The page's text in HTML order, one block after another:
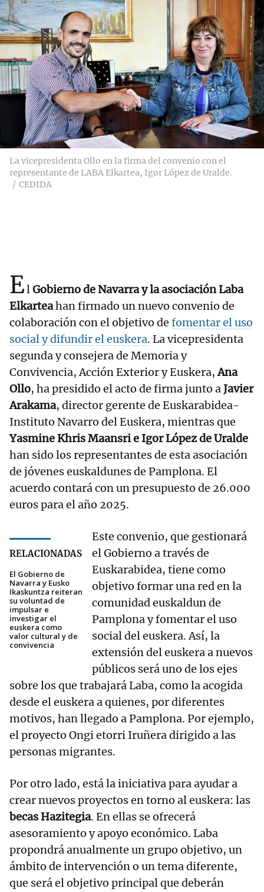
La vicepresidenta Ollo en la firma del convenio con el
representante de LABA Elkartea, Igor López de Uralde.
CEDIDA
ElGobierno de Navarra y la asociación Laba
Elkarteahan firmado un nuevo convenio de
colaboración con el objetivo de fomentar el uso
social y difundir el euskera. La vicepresidenta
segunda y consejera de Memoria y
Convivencia, Acción Exterior y Euskera,Ana
Ollo, ha presidido el acto de firma junto aJavier
Arakama, director gerente de Euskarabidea-
Instituto Navarro del Euskera, mientras que
Yasmine Khris Maansri e Igor López de Uralde
han sido los representantes de esta asociación
de jóvenes euskaldunes de Pamplona. El
acuerdo contará con un presupuesto de 26.000
euros para el año 2025.
RELACIONADAS
El Gobierno de
Navarra y Eusko
Ikaskuntza reiteran
su voluntad de
impulsar e
investigar el
euskera como
valor cultural y de
convivencia
Este convenio, que gestionará
el Gobierno a través de
Euskarabidea, tiene como
objetivo formar una red en la
comunidad euskaldun de
Pamplona y fomentar el uso
social del euskera. Así, la
extensión del euskera a nuevos
públicos será uno de los ejes
sobre los que trabajará Laba, como la acogida
desde el euskera a quienes, por diferentes
motivos, han llegado a Pamplona. Por ejemplo,
el proyecto Ongi etorri Iruñera dirigido a las
personas migrantes.
Por otro lado, está la iniciativa para ayudar a
crear nuevos proyectos en torno al euskera: las
becas Hazitegia. En ellas se ofrecerá
asesoramiento y apoyo económico. Laba
propondrá anualmente un grupo objetivo, un
ámbito de intervención o un tema diferente,
que será el objetivo principal que deberán